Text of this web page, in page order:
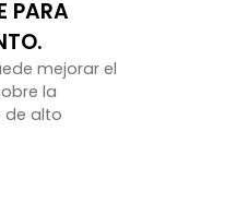
PARA
mejorar el
la
de alto